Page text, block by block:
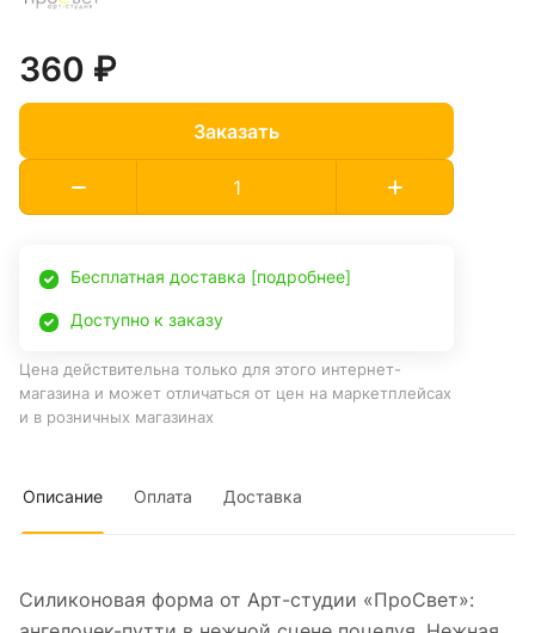
360 ₽
Заказать
Бесплатная доставка [подробнее]
Доступно к заказу
Цена действительна только для этого интернет-
магазина и может отличаться от цен на маркетплейсах
и в розничных магазинах
Описание Оплата Доставка
Силиконовая форма от Арт-студии «ПроСвет»: